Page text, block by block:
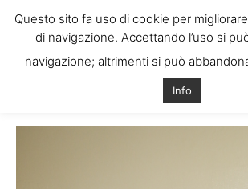
Tag: stagista a dublino
Questo sito fa uso di cookie per
di navigazione. Accettando l’uso si
navigazione; altrimenti si può
Info